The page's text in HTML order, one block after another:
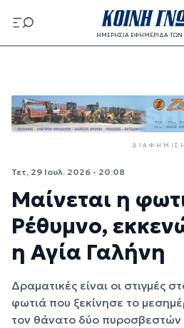
Παράκαμψη προς το κυρίως
ΗΜΕΡΗΣΙΑ ΕΦΗΜΕΡΙΔΑ
ΔΙΑΦΉΜΙΣΗ
Τετ, 29 Ιουλ. 2026 - 20:08
Μαίνεται η
Ρέθυμνο,
η Αγία Γαλήνη
Δραματικές είναι οι στιγμές
φωτιά που ξεκίνησε το
τον θάνατο δύο πυροσβεστών